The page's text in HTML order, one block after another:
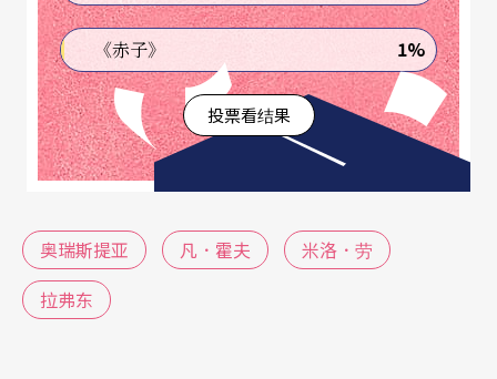
——伊蕾克特拉（Électre）——紧急把弟弟奥瑞斯提
（Oreste）送往叔父的王国，而自己则遭新王与母
后放逐边疆。奥瑞斯提成年之后，他依循太阳神阿
波罗的指示，与堂兄挚友皮拉德（Pylade）一起返
乡，寻找姊姊。姊弟重逢后，便展开报复夺权的行
女神（Érinyes）所纠缠，陷入精神崩溃的边缘。他
来到雅典，请求正义女神雅典娜的裁决：城邦秩序
《赤子》 1%
投票看结果
奥瑞斯提亚 凡．霍夫
米洛．劳
拉弗东